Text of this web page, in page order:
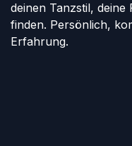
deinen Tanzstil,
finden. Persönlich,
Erfahrung.